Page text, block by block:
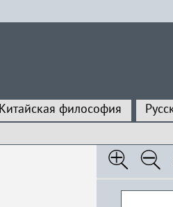
Китайская философия